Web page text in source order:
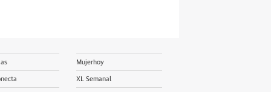
Mujerhoy
XL Semanal